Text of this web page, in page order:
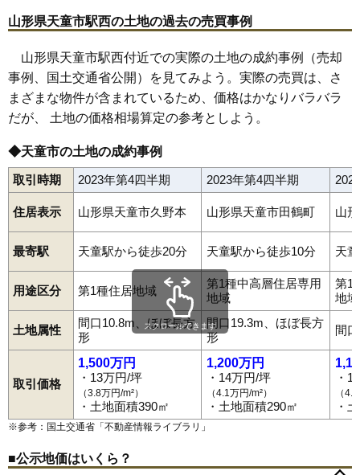
山形県天童市駅西の土地の過去の売買事例
山形県天童市駅西付近での実際の土地の成約事例（売却
事例、国土交通省公開）を見てみよう。実際の売買は、さ
まざまな物件が含まれているため、価格はかなりバラバラ
だが、 土地の価格相場算定の参考としよう。
◆天童市の土地の成約事例
取引時期 2023年第4四半期 2023年第4四半期
住居表示 山形県天童市久野本 山形県天童市田鶴町 山
最寄駅 天童駅から徒歩20分 天童駅から徒歩10分 天
用途区分 第1種住居地域
第1種中高層住居専用
地域
第1
地域
土地属性
間口10.8m、ほぼ長方
形
間口19.3m、ほぼ長方
形
間
取引価格
1,500万円
・13万円/坪
（3.8万円/m²）
・土地面積390㎡
1,200万円
・14万円/坪
（4.1万円/m²）
・土地面積290㎡
・
（
・
スクロールできます
※参考：国土交通省「不動産情報ライブラリ 」
■公示地価はいくら？
荒谷泉町五日町駅西